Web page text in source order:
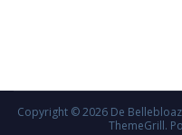
Copyright © 2026 De
ThemeGrill.